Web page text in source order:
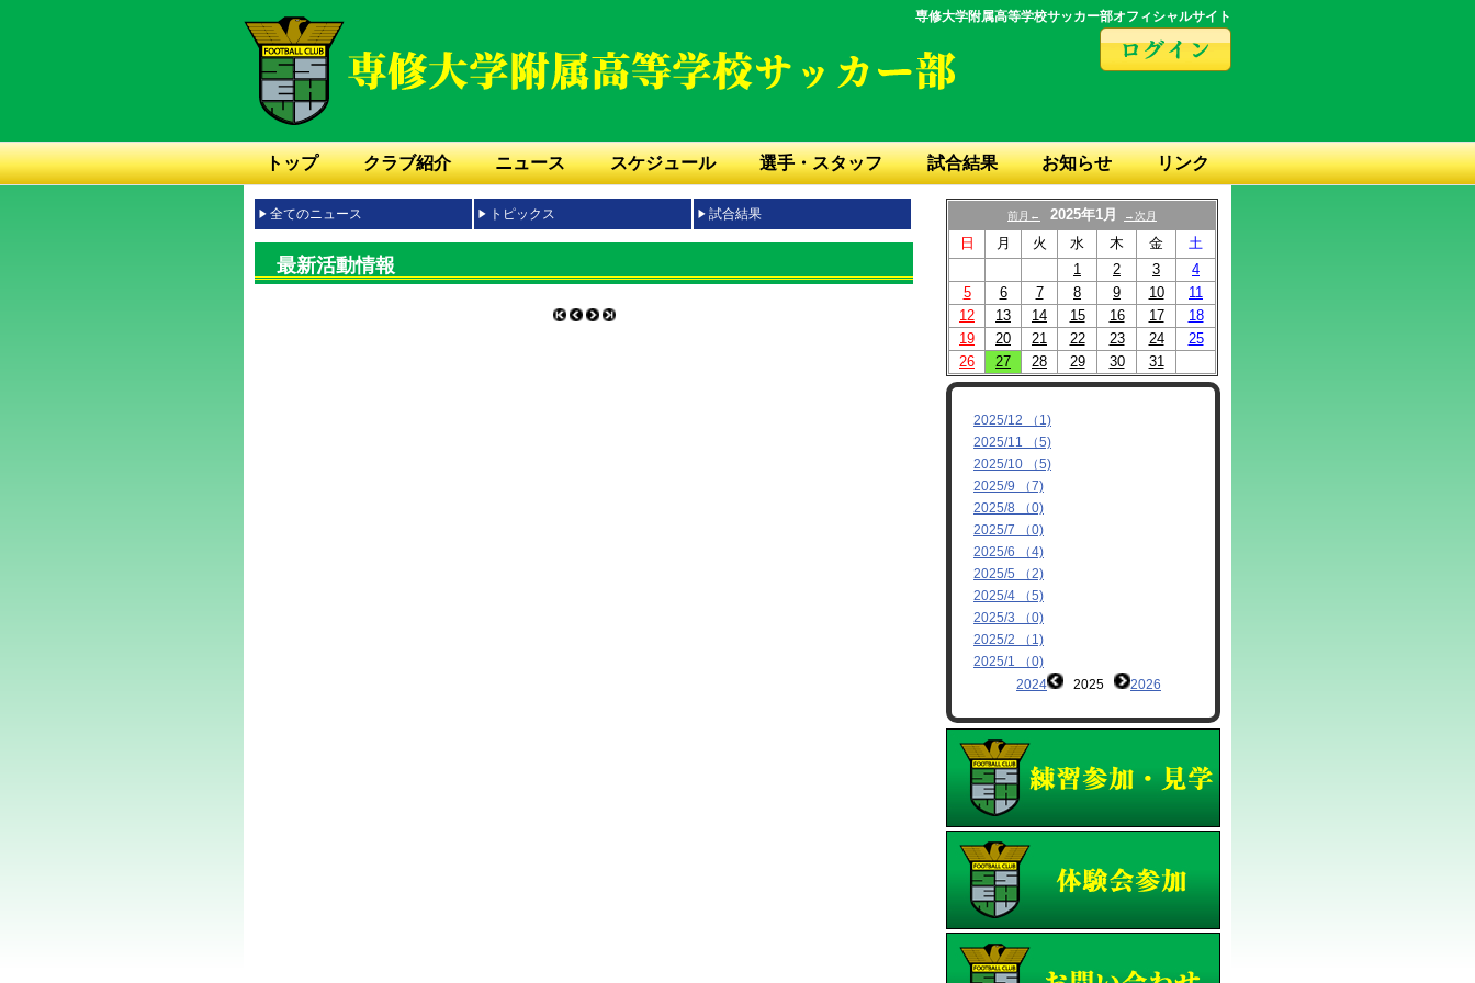
専修大学附属高等学校サッカー部オフィシャルサイト
トップ クラブ紹介 ニュース スケジュール 選手・スタッフ 試合結果 お知らせ リンク
全てのニュース トピックス 試合結果
最新活動情報
前月← 2025年1月 →次月
日 月 火 水 木 金
土
1
2 3
4
5
6 7 8 9 10
11
12
13 14 15 16 17
18
19
20 21 22 23 24
25
26
27 28 29 30 31
2025/12 （1)
2025/11 （5)
2025/10 （5)
2025/9 （7)
2025/8 （0)
2025/7 （0)
2025/6 （4)
2025/5 （2)
2025/4 （5)
2025/3 （0)
2025/2 （1)
2025/1 （0)
2024
2025 2026